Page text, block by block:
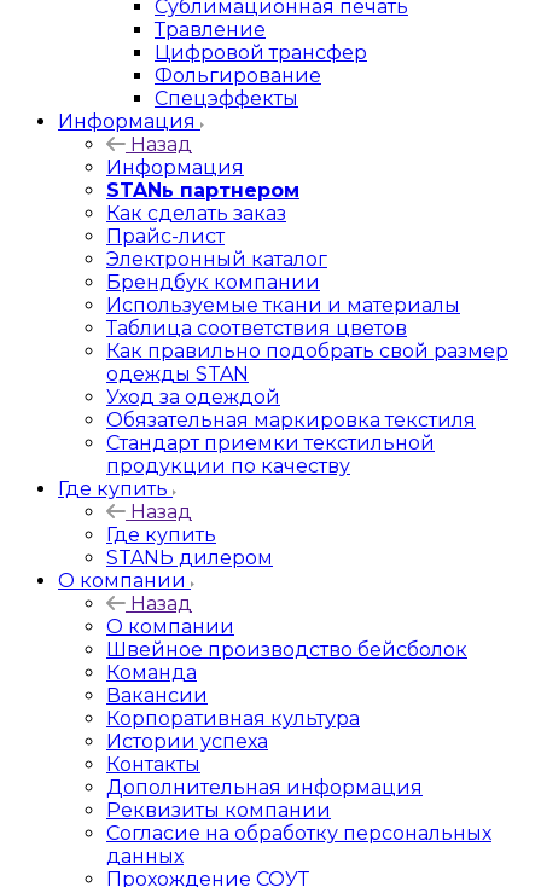
Сублимационная печать
Травление
Цифровой трансфер
Фольгирование
Спецэффекты
Информация
Назад
Информация
STANь партнером
Как сделать заказ
Прайс-лист
Электронный каталог
Брендбук компании
Используемые ткани и материалы
Таблица соответствия цветов
Как правильно подобрать свой размер
одежды STAN
Уход за одеждой
Обязательная маркировка текстиля
Стандарт приемки текстильной
продукции по качеству
Где купить
Назад
Где купить
STANЬ дилером
О компании
Назад
О компании
Швейное производство бейсболок
Команда
Вакансии
Корпоративная культура
Истории успеха
Контакты
Дополнительная информация
Реквизиты компании
Согласие на обработку персональных
данных
Прохождение СОУТ